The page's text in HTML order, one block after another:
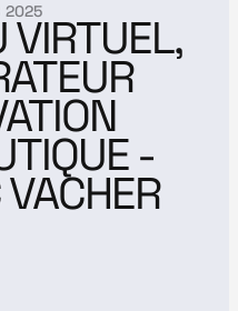
2025
-